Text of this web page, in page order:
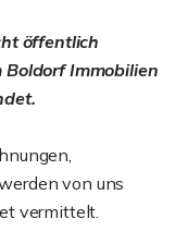
öffentlich
Boldorf Immobilien
von uns
vermittelt.